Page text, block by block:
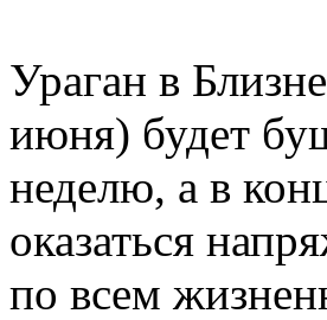
Ураган в
июня) будет
неделю, а в
оказаться
по всем